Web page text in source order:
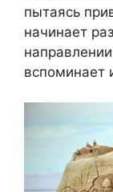
пытаясь
начинает
вспоминает